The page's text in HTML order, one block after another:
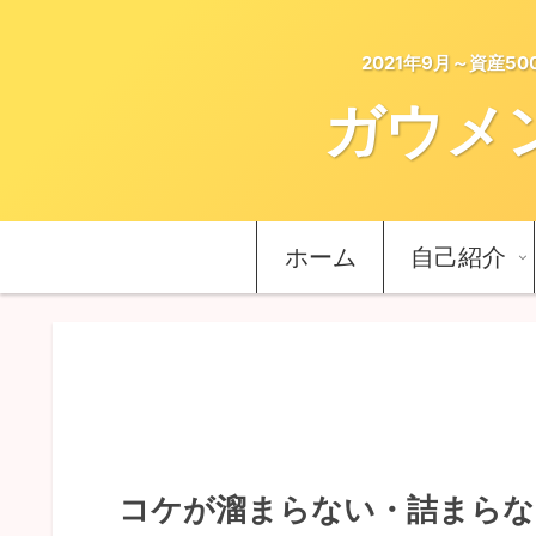
2021年9月～資産
ガウメ
ホーム 自己紹介
コケが溜まらない・詰まら